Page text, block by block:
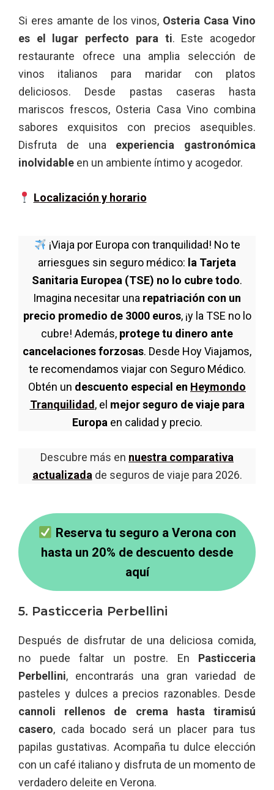
Si eres amante de los vinos, Osteria Casa Vino
es el lugar perfecto para ti. Este acogedor
restaurante ofrece una amplia selección de
vinos italianos para maridar con platos
deliciosos. Desde pastas caseras hasta
mariscos frescos, Osteria Casa Vino combina
sabores exquisitos con precios asequibles.
Disfruta de una experiencia gastronómica
inolvidable en un ambiente íntimo y acogedor.
Localización y horario
¡Viaja por Europa con tranquilidad! No te
arriesgues sin seguro médico: la Tarjeta
Sanitaria Europea (TSE) no lo cubre todo.
Imagina necesitar una repatriación con un
precio promedio de 3000 euros, ¡y la TSE no lo
cubre! Además, protege tu dinero ante
cancelaciones forzosas. Desde Hoy Viajamos,
te recomendamos viajar con Seguro Médico.
Obtén un descuento especial en Heymondo
Tranquilidad, el mejor seguro de viaje para
Europaen calidad y precio.
Descubre más en nuestra comparativa
actualizadade seguros de viaje para 2026.
Reserva tu seguro a Verona con
hasta un 20% de descuento desde
aquí
5. Pasticceria Perbellini
Después de disfrutar de una deliciosa comida,
no puede faltar un postre. En Pasticceria
Perbellini, encontrarás una gran variedad de
pasteles y dulces a precios razonables. Desde
cannoli rellenos de crema hasta tiramisú
casero, cada bocado será un placer para tus
papilas gustativas. Acompaña tu dulce elección
con un café italiano y disfruta de un momento de
verdadero deleite en Verona.